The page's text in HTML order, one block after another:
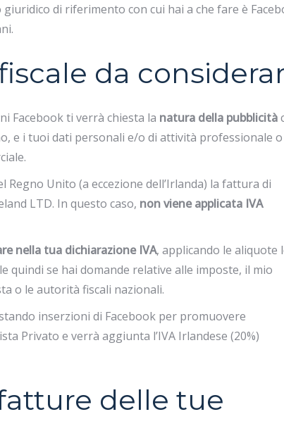
di riferimento con cui hai a che fare è
da
Facebook ti verrà chiesta la natura della pubblicità
e i tuoi dati personali e/o di attività professionale o
Regno Unito (a eccezione dell’Irlanda) la fattura di
LTD. In questo caso, non viene applicata IVA
nella tua dichiarazione IVA, applicando le aliquote
quindi se hai domande relative alle imposte, il mio
o le autorità fiscali nazionali.
inserzioni di Facebook per promuovere
Privato e verrà aggiunta l’IVA Irlandese (20%)
delle tue